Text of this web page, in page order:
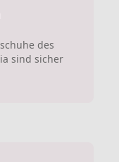
des
sind sicher